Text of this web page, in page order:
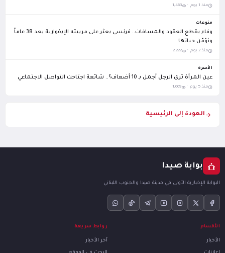
منذ 1 يوم · 1,463
منوعات
وفاء يقطع العقود والمسافات.. فرنسي يعثر على مربيته الإيفوارية بعد 38 عاماً
ويُؤمّن حياتها
منذ 2 يوم · 2,222
الأسرة
عين المرأة ترى الرجل أجمل بـ 10 أضعاف؟.. شائعة اجتاحت التواصل الاجتماعي
منذ 5 يوم · 1,009
العودة إلى الرئيسية
بوابة صيدا
البوابة الإخبارية الأولى في مدينة صيدا والجنوب اللبناني
الأقسام
الأخبار
روابط سريعة
آخر الأخبار